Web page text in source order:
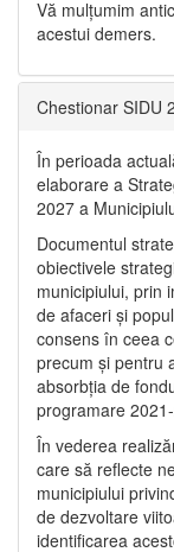
Vă mulţumim
acestui demers.
Chestionar SIDU
În perioada
elaborare a
2027 a
Documentul
obiectivele
municipiului, prin
de afaceri și
consens în ceea
precum și pentru
absorbția de
programare
În vederea
care să reflecte
municipiului
de dezvoltare
identificarea